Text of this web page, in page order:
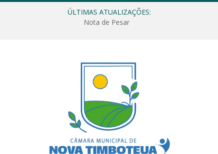
ÚLTIMAS ATUALIZAÇÕES:
Nota de Pesar